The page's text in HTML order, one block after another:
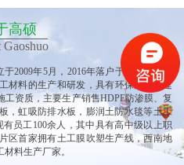
高硕
于2009年5月，2016年落户于重庆垫江黄
材料的生产和研发，具有环保产业、建
工资质，主要生产销售HDPE防渗膜、复
，虹吸防排水板，膨润土防水毯等土工
员工100余人，其中具有高中级以上职
区首家拥有土工膜吹塑生产线，西南地
料生产厂家。